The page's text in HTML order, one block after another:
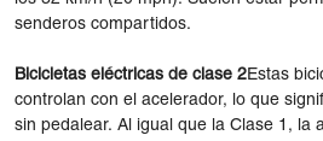
senderos compartidos.
Bicicletas eléctricas de clase 2Estas
controlan con el acelerador, lo que
sin pedalear. Al igual que la Clase 1, la